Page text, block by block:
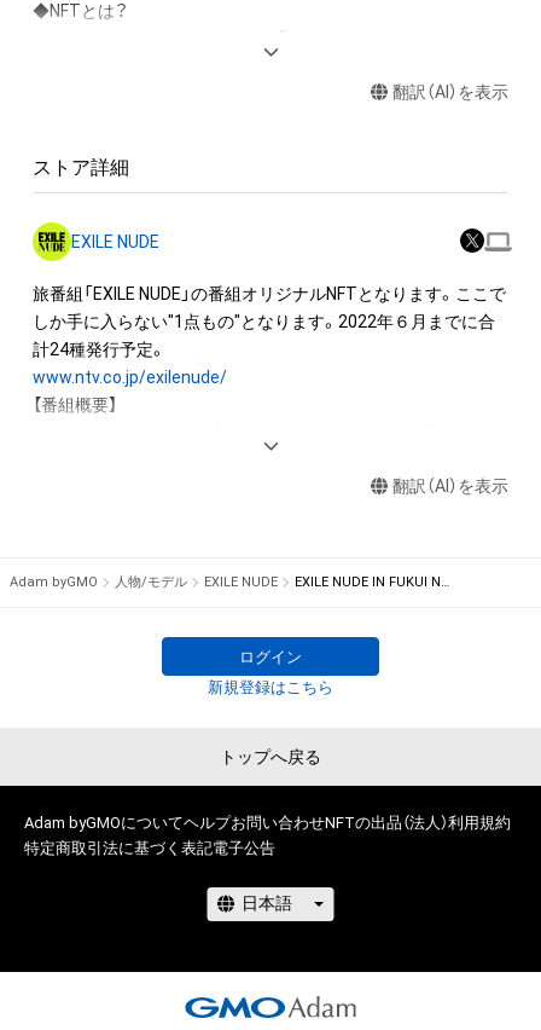
◆NFTとは？
・購入したNFTを閲覧・ダウンロードすること
※閲覧だけであれば購入者以外でも可能です。
・購入したNFTを二次販売（転売）すること
※Adam byGMOまたは外部マーケットプレイス（販売サイト）で
の
二次販売が可能です。
※購入価格以上で二次販売できるかどうかは保証できません。
※購入すると、設定したユーザー名がオーナーとして自動で表
入りのデバイスが自宅に届くといった商品ではございませんの
◆このNFTに関する注意事項
・未成年の方は、保護者などの親権者・その他の法定代理人の同
意を得た上でご利用ください。
匠権その他の知的財産権）は、日本テレビに帰属します。
翻訳（AI）を表示
ストア詳細
EXILE NUDE
旅番組「EXILE NUDE」の番組オリジナルNFTとなります。ここで
しか手に入らない"1点もの"となります。2022年６月までに合
www.ntv.co.jp/exilenude/
【番組概要】
EXILE・橘ケンチが各地の名酒、絶品グルメを気の置けないLDH
「日本を味わうちょっと贅沢な旅をあなたに…」
翻訳（AI）を表示
Adam byGMO 人物/モデル EXILE NUDE EXILE NUDE IN FUKUI No.2
ログイン
新規登録はこちら
トップへ戻る
Adam byGMOについてヘルプお問い合わせNFTの出品（法人）利用規約
特定商取引法に基づく表記電子公告